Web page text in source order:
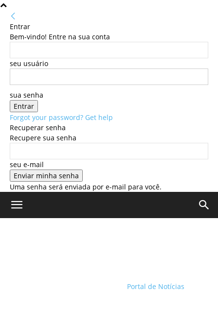
Entrar
Bem-vindo! Entre na sua conta
seu usuário
sua senha
Forgot your password? Get help
Recuperar senha
Recupere sua senha
seu e-mail
Uma senha será enviada por e-mail para você.
Portal de Notícias